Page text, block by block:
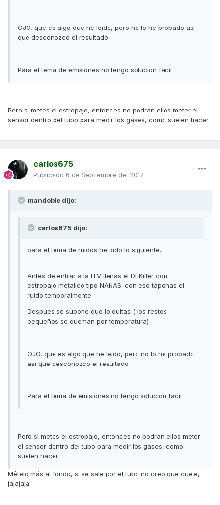
OJO, que es algo que he leido, pero no lo he probado asi
que desconozco el resultado
Para el tema de emisiones no tengo solucion facil
Pero si metes el estropajo, entonces no podran ellos meter el
sensor dentro del tubo para medir los gases, como suelen hacer
carlos675
Publicado 6 de Septiembre del 2017
mandoble dijo:
carlos675 dijo:
para el tema de ruidos he oido lo siguiente.
Antes de entrar a la ITV llenas el DBKiller con
estropajo metalico tipo NANAS. con eso taponas el
ruido temporalmente
Despues se supone que lo quitas ( los restos
pequeños se queman por temperatura)
OJO, que es algo que he leido, pero no lo he probado
asi que desconozco el resultado
Para el tema de emisiones no tengo solucion facil
Pero si metes el estropajo, entonces no podran ellos meter
el sensor dentro del tubo para medir los gases, como
suelen hacer
Mételo más al fondo, si se sale por el tubo no creo que cuele,
jajajaja